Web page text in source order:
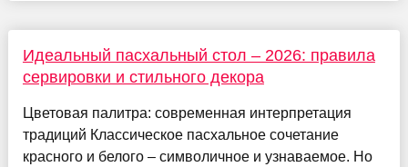
Идеальный пасхальный стол – 2026: правила
сервировки и стильного декора
Цветовая палитра: современная интерпретация
традиций Классическое пасхальное сочетание
красного и белого – символичное и узнаваемое. Но